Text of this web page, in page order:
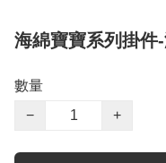
海綿寶寶系列掛件
數量
−
+